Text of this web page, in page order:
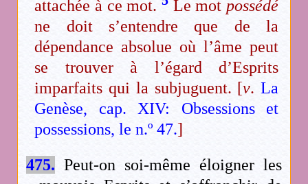
attachée à ce mot.
Le mot possédé
ne doit s’entendre que de la
dépendance absolue où l’âme peut
se trouver à l’égard d’Esprits
imparfaits qui la subjuguent. [v.La
Genèse, cap. XIV: Obsessions et
possessions, le n.º 47.]
475. Peut-on soi-même éloigner les